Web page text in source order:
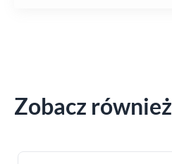
Zobacz również